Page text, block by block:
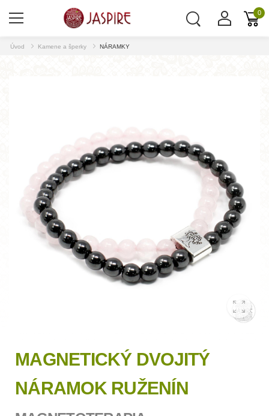
0
Úvod Kamene a šperky NÁRAMKY
MAGNETICKÝ DVOJITÝ
NÁRAMOK RUŽENÍN